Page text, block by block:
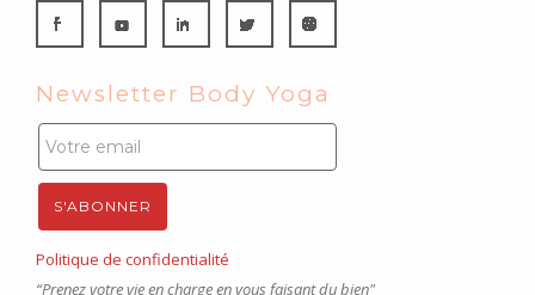
Newsletter Body Yoga
Politique de confidentialité
“Prenez votre vie en charge en vous faisant du bien"